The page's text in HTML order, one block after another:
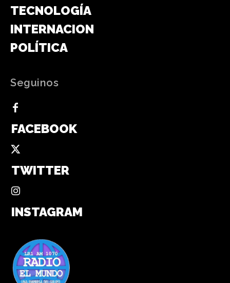
TECNOLOGÍA
INTERNACIONAL
POLÍTICA
Seguinos
FACEBOOK
TWITTER
INSTAGRAM